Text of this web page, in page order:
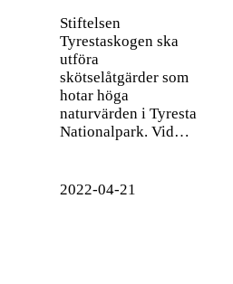
Stiftelsen
Tyrestaskogen ska
utföra
skötselåtgärder som
hotar höga
naturvärden i Tyresta
Nationalpark. Vid…
2022-04-21